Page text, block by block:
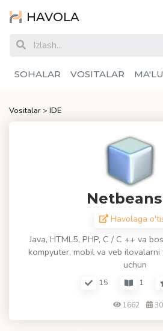
HAVOLA
SOHALAR VOSITALAR
Vositalar> IDE
Netbeans
Havolaga
Java, HTML5, PHP, C / C ++ va
kompyuter, mobil va veb
uchun
15 1
1662 30